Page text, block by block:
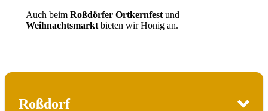
Auch beim Roßdörfer Ortkernfest und
Weihnachtsmarkt bieten wir Honig an.
Roßdorf